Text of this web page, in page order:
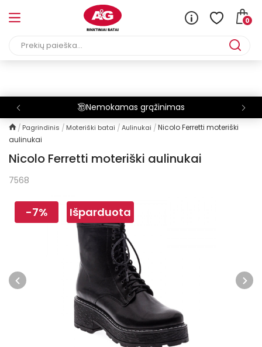
0
Nemokamas grąžinimas
Pagrindinis Moteriški batai Aulinukai
Nicolo Ferretti moteriški
aulinukai
Nicolo Ferretti moteriški aulinukai
7568
-7% Išparduota